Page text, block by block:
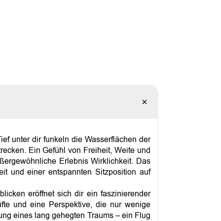
unter dir funkeln die Wasserflächen der
Ein Gefühl von Freiheit, Weite und
Erlebnis Wirklichkeit. Das
und einer entspannten Sitzposition auf
eröffnet sich dir ein faszinierender
und eine Perspektive, die nur wenige
eines lang gehegten Traums – ein Flug